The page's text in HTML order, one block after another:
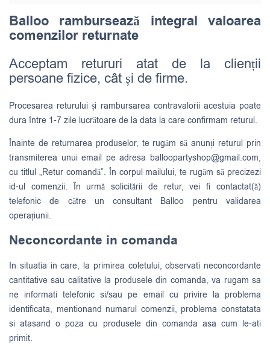
Balloo rambursează integral valoarea
comenzilor returnate
Acceptam retururi atat de la clienții
persoane fizice, cât și de firme.
Procesarea returului și rambursarea contravalorii acestuia poate
dura între 1-7 zile lucrătoare de la data la care confirmam returul.
Înainte de returnarea produselor, te rugăm să anunți returul prin
transmiterea unui email pe adresa balloopartyshop@gmail.com,
cu titlul „Retur comandă”. În corpul mailului, te rugăm să precizezi
id-ul comenzii. În urmă solicitării de retur, vei fi contactat(ă)
telefonic de către un consultant Balloo pentru validarea
operațiunii.
Neconcordante in comanda
In situatia in care, la primirea coletului, observati neconcordante
cantitative sau calitative la produsele din comanda, va rugam sa
ne informati telefonic si/sau pe email cu privire la problema
identificata, mentionand numarul comenzii, problema constatata
si atasand o poza cu produsele din comanda asa cum le-ati
primit.